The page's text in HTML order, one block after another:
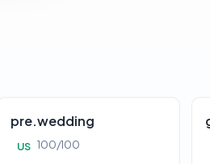
pre.wedding
US 100/100